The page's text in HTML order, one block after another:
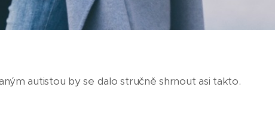
autistou by se dalo stručně shrnout asi takto.